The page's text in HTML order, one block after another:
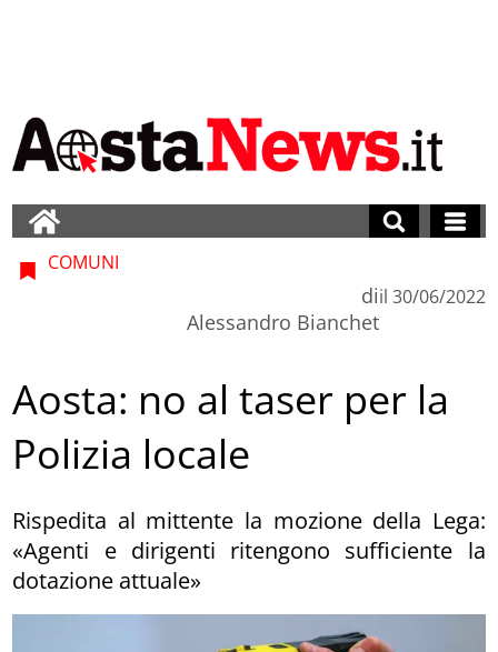
COMUNI
di
Alessandro Bianchet
il 30/06/2022
Aosta: no al taser per la
Polizia locale
Rispedita al mittente la mozione della Lega:
«Agenti e dirigenti ritengono sufficiente la
dotazione attuale»